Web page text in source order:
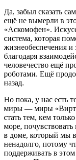
Да, забыл сказать
ещё не вымерли в
«Аскомофен».
система, которая
жизнеобеспечения и
благодаря
человечество ещё
роботами. Ещё
назад.
Но пока, у нас есть
миры — миры
стать тем, кем
море,
в доме, который мы
ненадолго, потому
поддерживать в